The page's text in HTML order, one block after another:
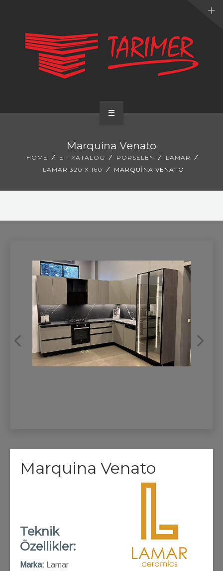
UYGULAMALARIMIZ
E-KATALOG
İLETİŞİM
Marquina Venato
HOME E – KATALOG PORSELEN
LAMAR
LAMAR 320 X 160
MARQUINA VENATO
Marquina Venato
Teknik
Özellikler:
Marka: Lamar